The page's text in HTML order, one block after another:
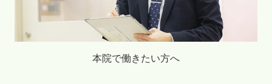
本院で働きたい方へ